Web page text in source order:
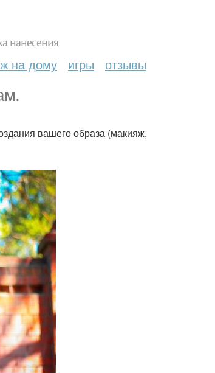
нанесения
на дому игры отзывы
вашего образа (макияж,